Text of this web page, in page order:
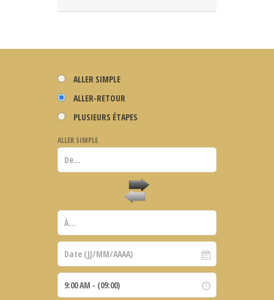
ALLER SIMPLE
ALLER-RETOUR
PLUSIEURS ÉTAPES
ALLER SIMPLE